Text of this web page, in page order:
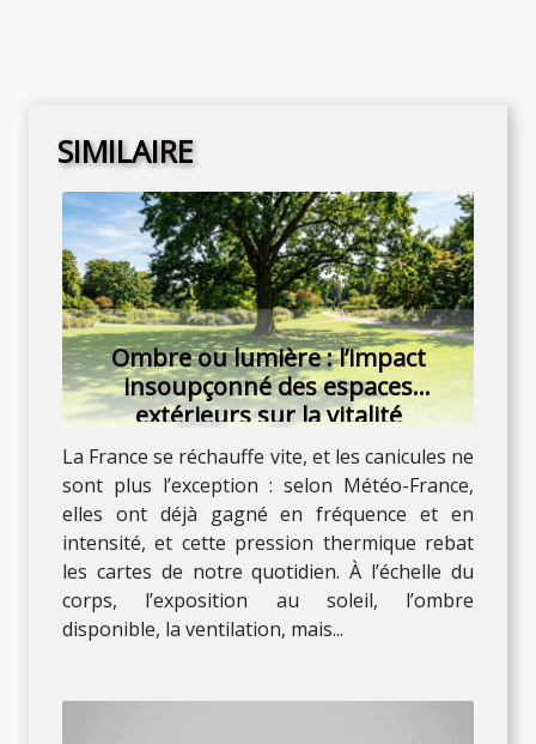
SIMILAIRE
Ombre ou lumière : l’impact
insoupçonné des espaces
extérieurs sur la vitalité
La France se réchauffe vite, et les canicules ne
sont plus l’exception : selon Météo-France,
elles ont déjà gagné en fréquence et en
intensité, et cette pression thermique rebat
les cartes de notre quotidien. À l’échelle du
corps, l’exposition au soleil, l’ombre
disponible, la ventilation, mais...